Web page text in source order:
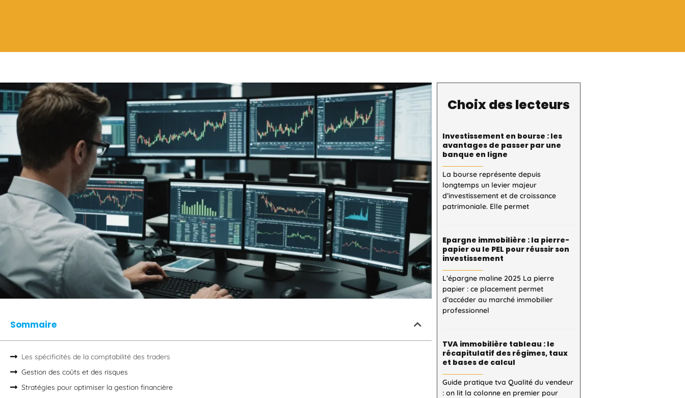
Sommaire
Les spécificités de la comptabilité des traders
Gestion des coûts et des risques
Stratégies pour optimiser la gestion financière
Choix des lecteurs
Investissement en bourse : les
avantages de passer par une
banque en ligne
La bourse représente depuis
longtemps un levier majeur
d’investissement et de croissance
patrimoniale. Elle permet
Epargne immobilière : la pierre-
papier ou le PEL pour réussir son
investissement
L’épargne maline 2025 La pierre
papier : ce placement permet
d’accéder au marché immobilier
professionnel
TVA immobilière tableau : le
récapitulatif des régimes, taux
et bases de calcul
Guide pratique tva Qualité du vendeur
: on lit la colonne en premier pour